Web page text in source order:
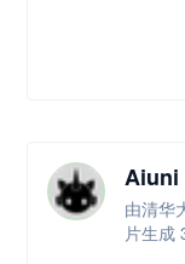
Aiuni
由清华
片生成